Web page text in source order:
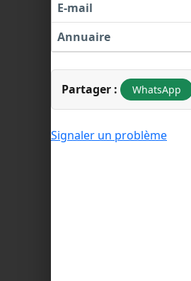
E-mail
Annuaire
Partager : WhatsApp
Signaler un problème